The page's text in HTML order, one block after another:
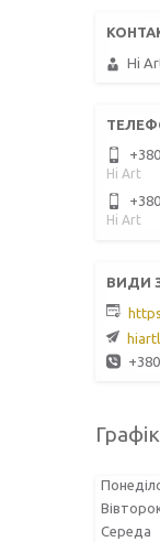
Hi
Hi Art
Hi Art
Середа